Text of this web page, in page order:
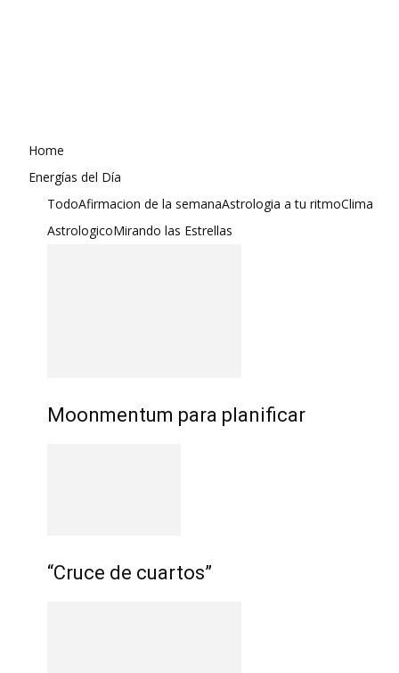
Home
Energías del Día
TodoAfirmacion de la semanaAstrologia a tu ritmoClima
AstrologicoMirando las Estrellas
Moonmentum para planificar
“Cruce de cuartos”